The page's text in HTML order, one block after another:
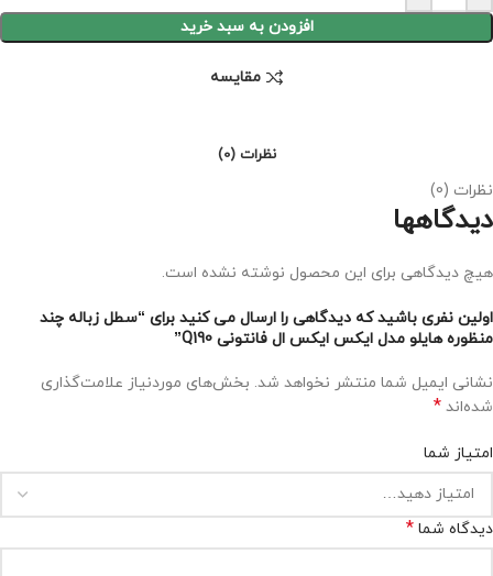
افزودن به سبد خرید
مقايسه
نظرات (0)
نظرات (0)
دیدگاهها
هیچ دیدگاهی برای این محصول نوشته نشده است.
اولین نفری باشید که دیدگاهی را ارسال می کنید برای “سطل زباله چند
منظوره هایلو مدل ایکس ایکس ال فانتونی Q190”
نشانی ایمیل شما منتشر نخواهد شد. بخش‌های موردنیاز علامت‌گذاری
شده‌اند *
امتیاز شما
دیدگاه شما *